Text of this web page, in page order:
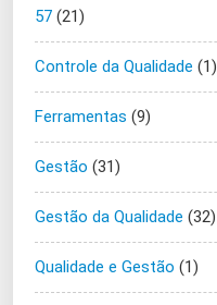
57 (21)
Controle da Qualidade (1)
Ferramentas (9)
Gestão (31)
Gestão da Qualidade (32)
Qualidade e Gestão (1)